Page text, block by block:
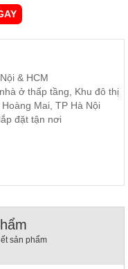
& HCM
ở thấp tầng, Khu đô thị
Mai, TP Hà Nội
đặt tận nơi
sản phẩm